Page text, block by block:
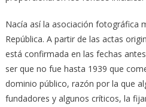
Nacía así la asociación fotográfica
República. A partir de las actas
está confirmada en las fechas
ser que no fue hasta 1939 que
dominio público, razón por la que
fundadores y algunos críticos, la